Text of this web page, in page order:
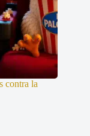
contra la